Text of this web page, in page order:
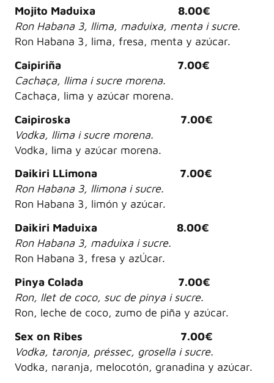
Mojito Maduixa 8.00€
Ron Habana 3, llima, maduixa, menta i sucre.
Ron Habana 3, lima, fresa, menta y azúcar.
Caipiriña 7.00€
Cachaça, llima i sucre morena.
Cachaça, lima y azúcar morena.
Caipiroska 7.00€
Vodka, llima i sucre morena.
Vodka, lima y azúcar morena.
Daikiri LLimona 7.00€
Ron Habana 3, llimona i sucre.
Ron Habana 3, limón y azúcar.
Daikiri Maduixa 8.00€
Ron Habana 3, maduixa i sucre.
Ron Habana 3, fresa y azÚcar.
Pinya Colada 7.00€
Ron, llet de coco, suc de pinya i sucre.
Ron, leche de coco, zumo de piña y azúcar.
Sex on Ribes 7.00€
Vodka, taronja, préssec, grosella i sucre.
Vodka, naranja, melocotón, granadina y azúcar.